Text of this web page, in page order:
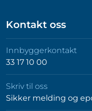
Kontakt oss
Innbyggerkontakt
33 17 10 00
Skriv til oss
Sikker melding og